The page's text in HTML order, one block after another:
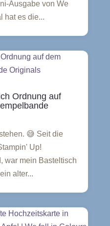
Ausgabe von We
hat es die...
Ordnung auf
😅 Seit die
Up!
war mein Basteltisch
alter...